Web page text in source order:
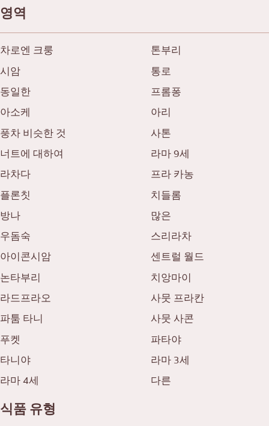
다른
영역
차로엔 크룽
톤부리
시암
통로
동일한
프롬퐁
아소케
아리
풍차 비슷한 것
사톤
너트에 대하여
라마 9세
라차다
프라 카농
플론칫
치들롬
방나
많은
우돔숙
스리라차
아이콘시암
센트럴 월드
논타부리
치앙마이
라드프라오
사뭇 프라칸
파툼 타니
사뭇 사콘
푸켓
파타야
타니야
라마 3세
라마 4세
다른
식품 유형